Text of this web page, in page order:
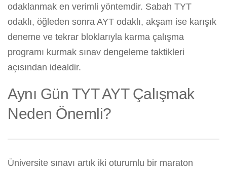
odaklanmak en verimli yöntemdir. Sabah TYT
odaklı, öğleden sonra AYT odaklı, akşam ise karışık
deneme ve tekrar bloklarıyla karma çalışma
programı kurmak sınav dengeleme taktikleri
açısından idealdir.
Aynı Gün TYT AYT Çalışmak
Neden Önemli?
Üniversite sınavı artık iki oturumlu bir maraton